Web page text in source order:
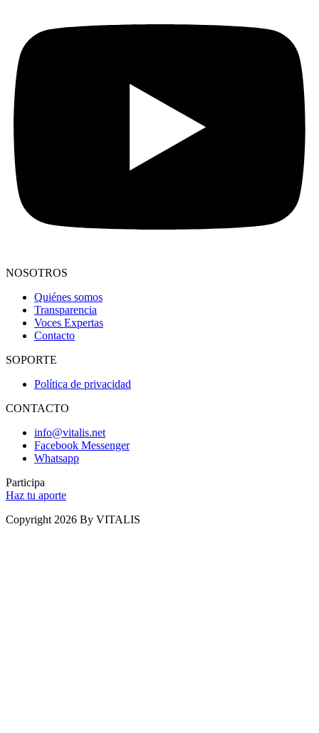
NOSOTROS
Quiénes somos
Transparencia
Voces Expertas
Contacto
SOPORTE
Política de privacidad
CONTACTO
info@vitalis.net
Facebook Messenger
Whatsapp
Participa
Haz tu aporte
Copyright 2026 By VITALIS